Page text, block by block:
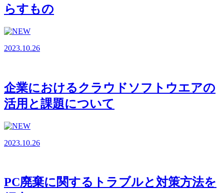
らすもの
2023.10.26
企業におけるクラウドソフトウエアの
活用と課題について
2023.10.26
PC廃棄に関するトラブルと対策方法を